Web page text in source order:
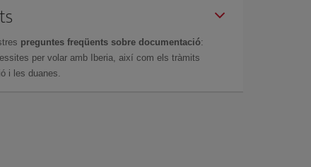
preguntes freqüents sobre documentació:
per volar amb Iberia, així com els tràmits
i les duanes.